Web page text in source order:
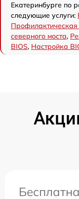
Екатеринбурге по
следующие услуги:
Профилактическая
северного моста,
BIOS, Настройка